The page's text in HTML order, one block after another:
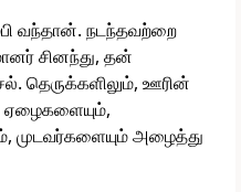
வந்தான். நடந்தவற்றை
சினந்து, தன்
தெருக்களிலும், ஊரின்
ஏழைகளையும்,
முடவர்களையும் அழைத்து